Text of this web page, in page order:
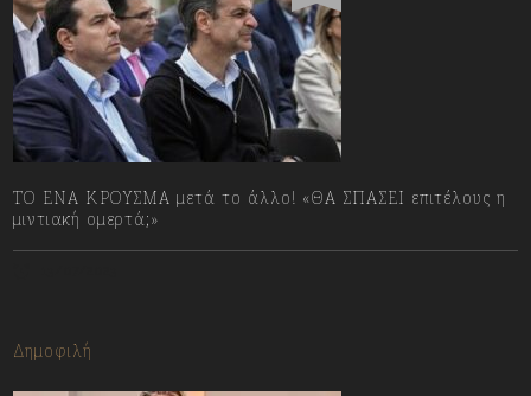
ΤΟ ΕΝΑ ΚΡΟΥΣΜΑ μετά το άλλο! «ΘΑ ΣΠΑΣΕΙ επιτέλους η
μιντιακή ομερτά;»
Δημοφιλή